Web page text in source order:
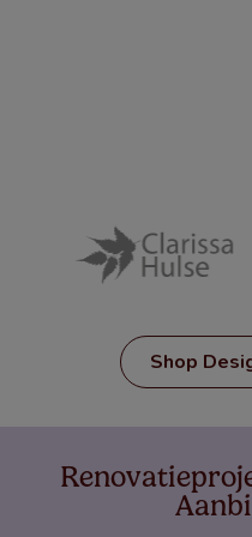
Shop